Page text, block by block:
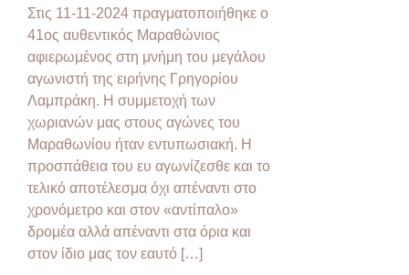
Στις 11-11-2024 πραγματοποιήθηκε ο
41ος αυθεντικός Μαραθώνιος
αφιερωμένος στη μνήμη του μεγάλου
αγωνιστή της ειρήνης Γρηγορίου
Λαμπράκη. Η συμμετοχή των
χωριανών μας στους αγώνες του
Μαραθωνίου ήταν εντυπωσιακή. Η
προσπάθεια του ευ αγωνίζεσθε και το
τελικό αποτέλεσμα όχι απέναντι στο
χρονόμετρο και στον «αντίπαλο»
δρομέα αλλά απέναντι στα όρια και
στον ίδιο μας τον εαυτό […]